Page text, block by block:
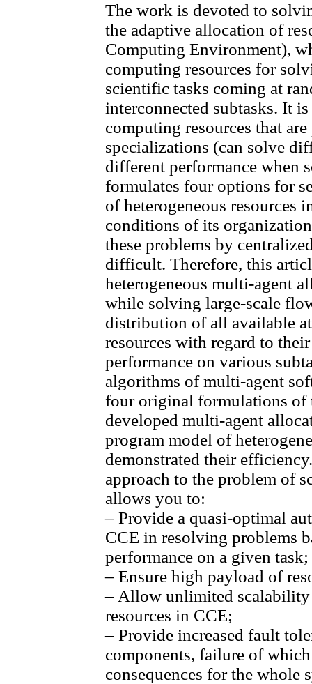
The work is devoted to
the adaptive allocation of
Computing Environment),
computing resources for
scientific tasks coming at
interconnected subtasks. It
computing resources that
specializations (can solve
different performance when
formulates four options for
of heterogeneous resources
conditions of its
these problems by
difficult. Therefore, this
heterogeneous multi-agent
while solving large-scale
distribution of all available
resources with regard to
performance on various
algorithms of multi-agent
four original formulations of
developed multi-agent
program model of
demonstrated their
approach to the problem of
allows you to:
– Provide a quasi-optimal
CCE in resolving problems
performance on a given task;
– Ensure high payload of
– Allow unlimited scalability
resources in CCE;
– Provide increased fault
components, failure of
consequences for the whole